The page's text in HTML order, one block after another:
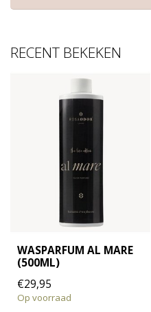
RECENT BEKEKEN
WASPARFUM AL MARE
(500ML)
€29,95
Op voorraad